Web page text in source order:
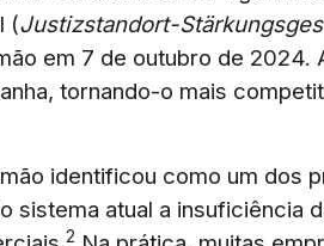
(Justizstandort-
em 7 de outubro de 2024.
tornando-o mais
identificou como um dos
sistema atual a insuficiência
2